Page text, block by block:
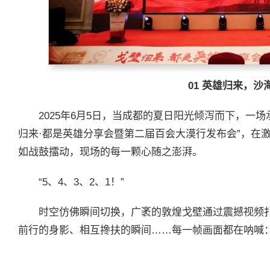
01 英雄归来，沙
2025年6月5日，当成都的夏日阳光倾泻而下，一
归来·都是英雄分享会暨第二届百会大漠行发布会”，在
如战鼓擂动，现场的每一颗心随之澎湃。
“5、4、3、2、1！”
时空仿佛瞬间切换，广袤的敦煌戈壁通过震撼视
前行的身影、相互搀扶的瞬间……每一帧画面都在呐喊